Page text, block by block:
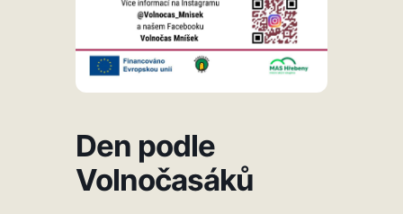
Den podle
Volnočasáků